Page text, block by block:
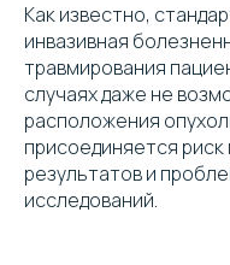
Как известно,
инвазивная
травмирования
случаях даже не
расположения
присоединяется
результатов и
исследований.